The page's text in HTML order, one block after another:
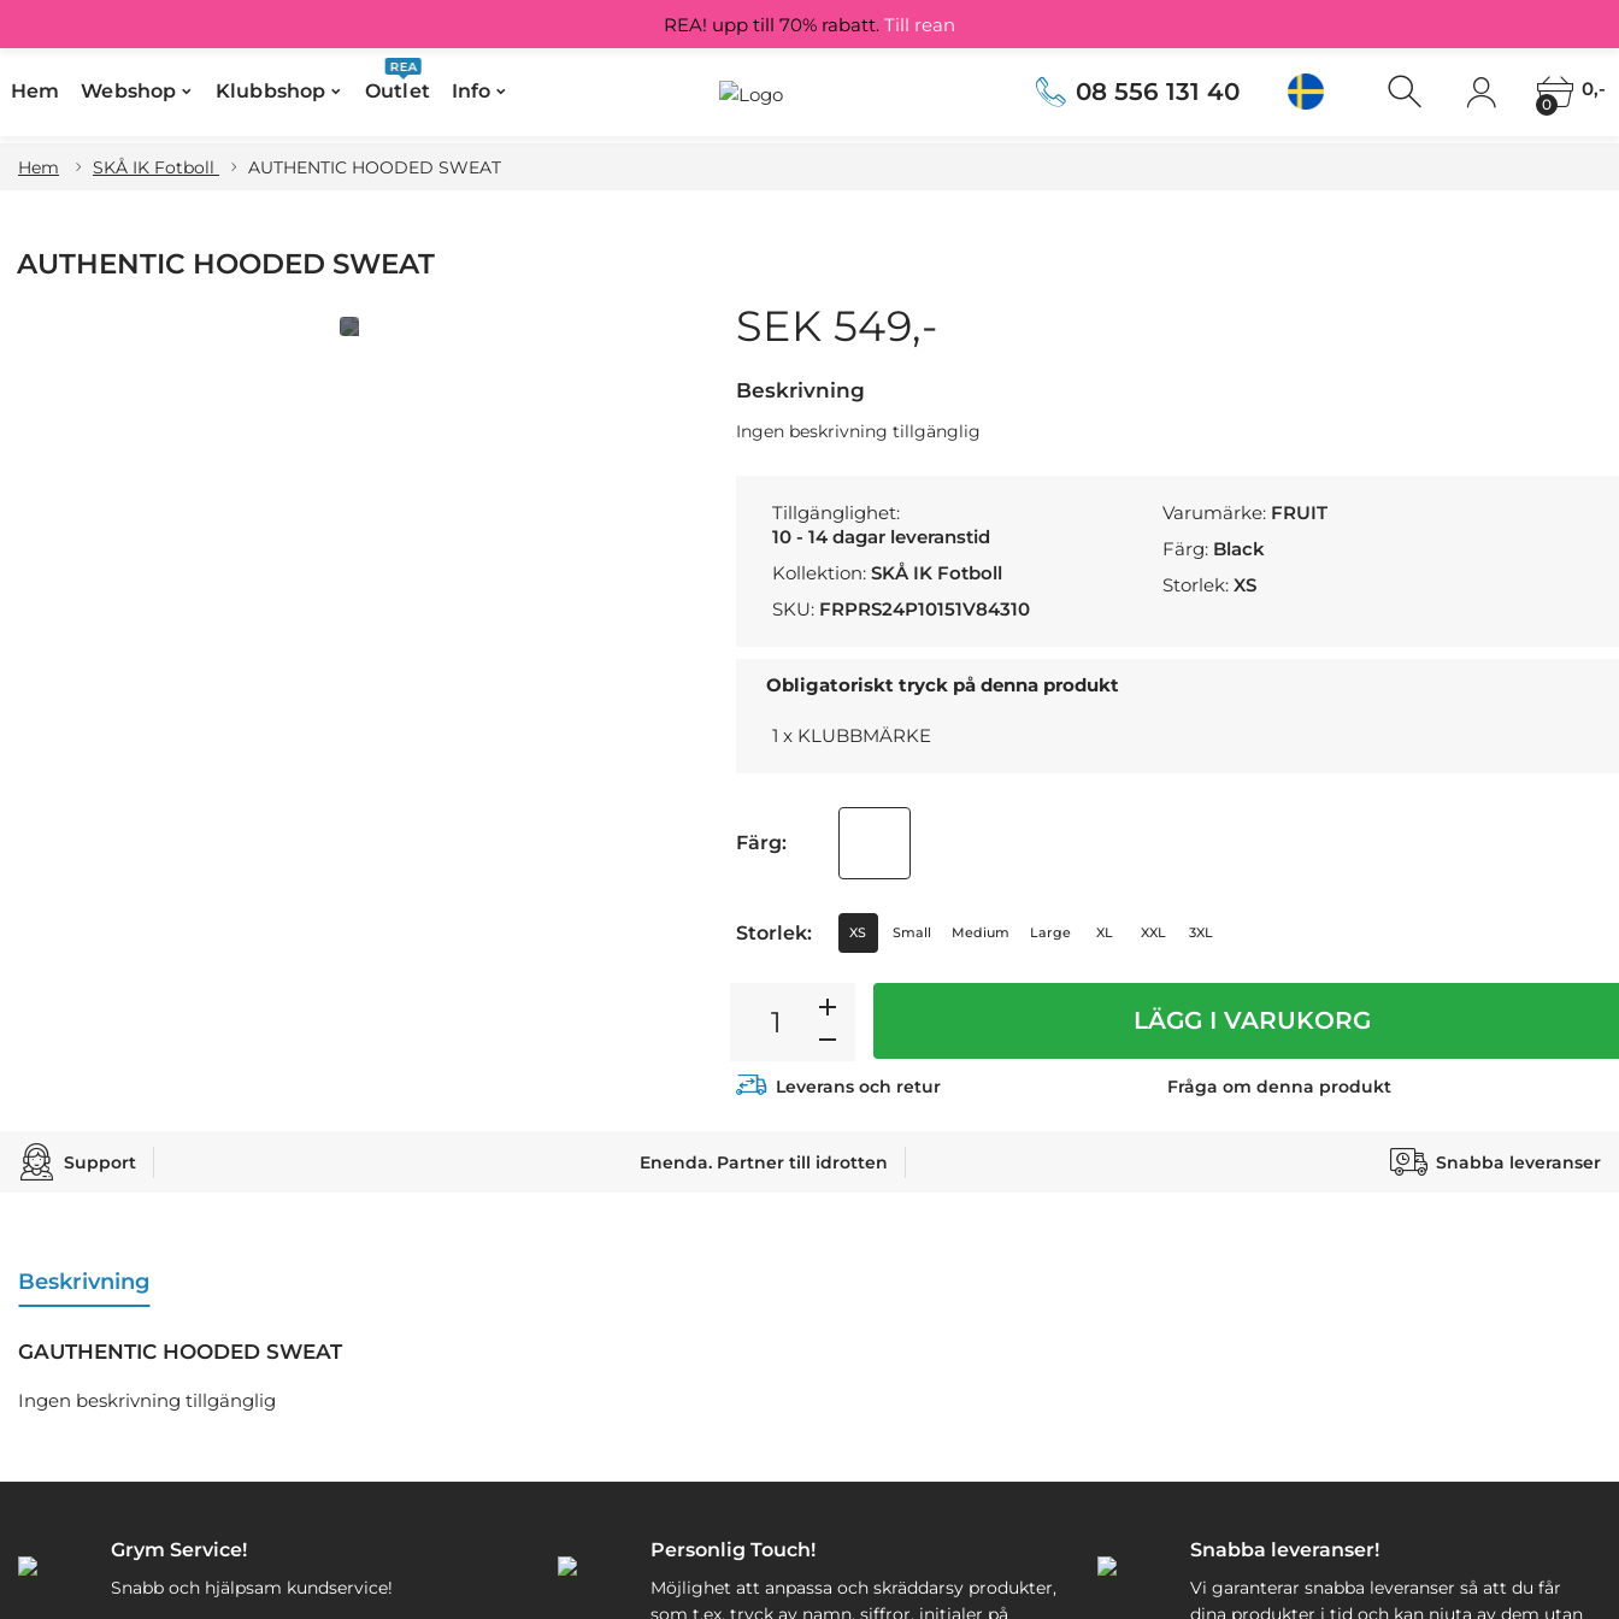
Hem Webshop Klubbshop Outlet
REA
Info 08 556 131 40 0
0,-
REA! upp till 70% rabatt. Till rean
Hem SKÅ IK Fotboll AUTHENTIC HOODED SWEAT
AUTHENTIC HOODED SWEAT
SEK 549,-
Beskrivning
Ingen beskrivning tillgänglig
Tillgänglighet:
10 - 14 dagar leveranstid
Kollektion: SKÅ IK Fotboll
SKU: FRPRS24P10151V84310
Varumärke: FRUIT
Färg: Black
Storlek:XS
Obligatoriskt tryck på denna produkt
1 x KLUBBMÄRKE
Färg:
Storlek: XS Small Medium Large XL XXL 3XL
LÄGG I VARUKORG
Leverans och retur Fråga om denna produkt
Support Enenda. Partner till idrotten Snabba leveranser
Beskrivning
GAUTHENTIC HOODED SWEAT
Ingen beskrivning tillgänglig
Grym Service!
Snabb och hjälpsam kundservice!
Personlig Touch!
Möjlighet att anpassa och skräddarsy produkter,
som t.ex. tryck av namn, siffror, initialer på
Snabba leveranser!
Vi garanterar snabba leveranser så att du får
dina produkter i tid och kan njuta av dem utan